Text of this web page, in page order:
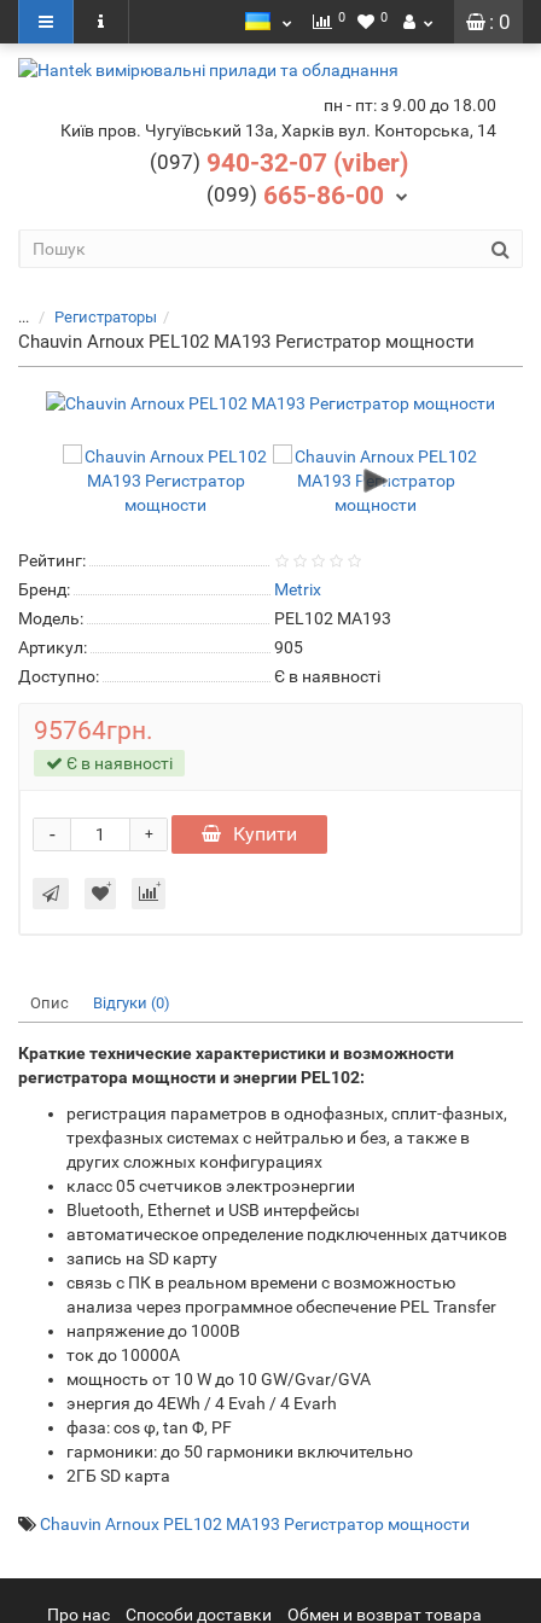
: 0
0 0
пн - пт: з 9.00 до 18.00
Київ пров. Чугуївський 13а, Харків вул. Конторська, 14
(097) 940-32-07 (viber)
(099) 665-86-00
... Регистраторы
Chauvin Arnoux PEL102 MA193 Регистратор мощности
Рейтинг:
Бренд:
Metrix
Модель:
PEL102 MA193
Артикул:
905
Доступно:
Є в наявності
95764грн.
Є в наявності
+
- Купити
Опис Відгуки (0)
Краткие технические характеристики и возможности
регистратора мощности и энергии PEL102:
регистрация параметров в однофазных, сплит-фазных,
трехфазных системах с нейтралью и без, а также в
других сложных конфигурациях
класс 05 счетчиков электроэнергии
Bluetooth, Ethernet и USB интерфейсы
автоматическое определение подключенных датчиков
запись на SD карту
связь с ПК в реальном времени с возможностью
анализа через программное обеспечение PEL Transfer
напряжение до 1000В
ток до 10000А
мощность от 10 W до 10 GW/Gvar/GVA
энергия до 4EWh / 4 Evah / 4 Evarh
фаза: cos φ, tan Φ, PF
гармоники: до 50 гармоники включительно
2ГБ SD карта
Chauvin Arnoux PEL102 MA193 Регистратор мощности
Про нас Cпособи доставки Обмен и возврат товара